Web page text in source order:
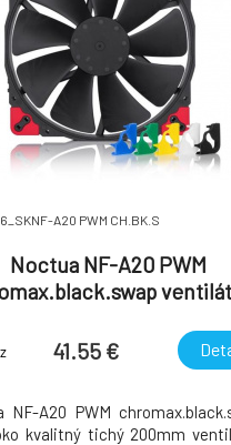
A20 PWM CH.BK.S
Noctua NF-A20 PWM
41.55 €
NF-A20 PWM
kvalitný tichý 200mm